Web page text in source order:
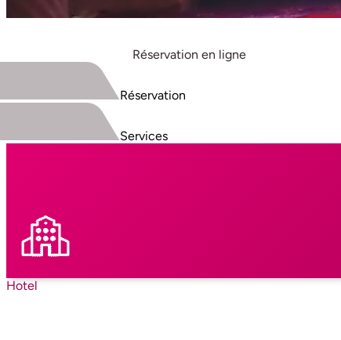
Réservation en ligne
Réservation
Services
Hotel